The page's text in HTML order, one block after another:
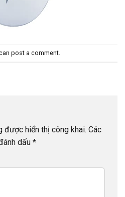
post a comment
được hiển thị công khai. Các
dấu *